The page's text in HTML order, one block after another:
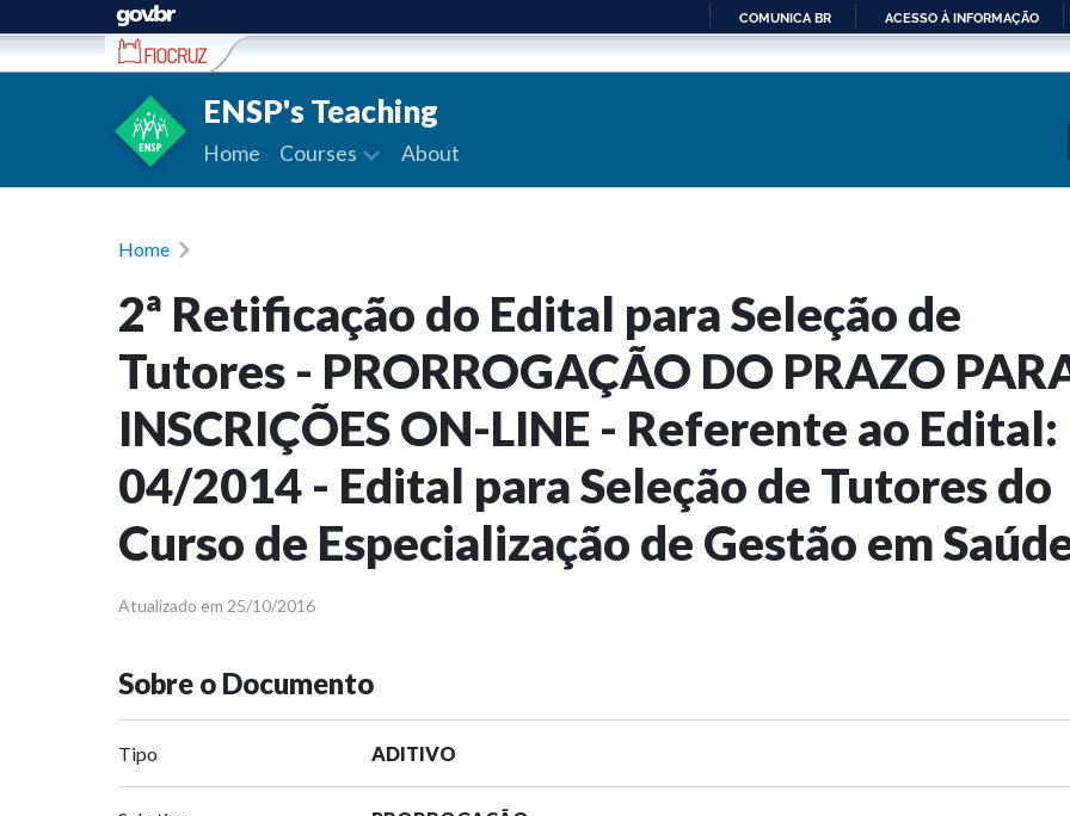
Ir para conteúdo
PARA
COMUNICA BR ACESSO À INFORMAÇÃO
ENSP's Teaching
Home Courses About
Home
2ª Retificação do Edital para Seleção de
Tutores - PRORROGAÇÃO DO PRAZO
INSCRIÇÕES ON-LINE - Referente ao Edital:
04/2014 - Edital para Seleção de Tutores do
Curso de Especialização de Gestão em
Atualizado em 25/10/2016
Sobre o Documento
Tipo ADITIVO